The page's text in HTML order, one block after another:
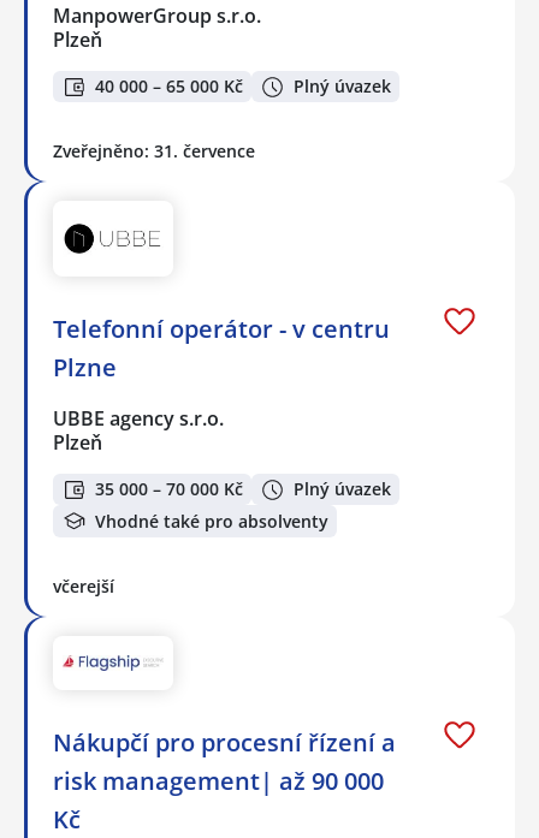
ManpowerGroup s.r.o.
Plzeň
40 000 – 65 000 Kč Plný úvazek
Zveřejněno: 31. července
Telefonní operátor - v centru
Plzne
UBBE agency s.r.o.
Plzeň
35 000 – 70 000 Kč
Plný úvazek
Vhodné také pro absolventy
včerejší
Nákupčí pro procesní řízení a
risk management| až 90 000
Kč